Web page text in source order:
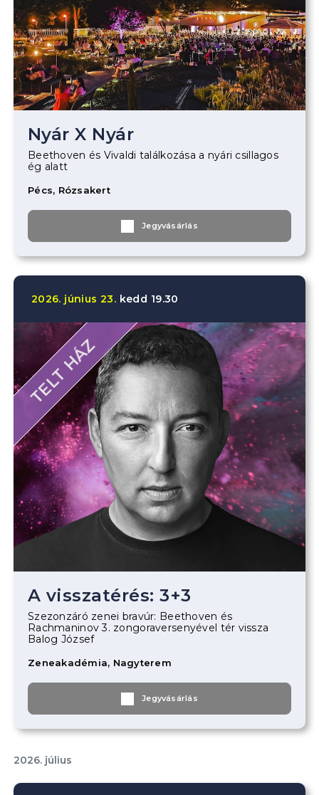
Nyár X Nyár
Beethoven és Vivaldi találkozása a nyári csillagos
ég alatt
Pécs, Rózsakert
Jegyvásárlás
2026. június 23. kedd 19.30
TELT HÁZ
A visszatérés: 3+3
Szezonzáró zenei bravúr: Beethoven és
Rachmaninov 3. zongoraversenyével tér vissza
Balog József
Zeneakadémia, Nagyterem
Jegyvásárlás
2026. július